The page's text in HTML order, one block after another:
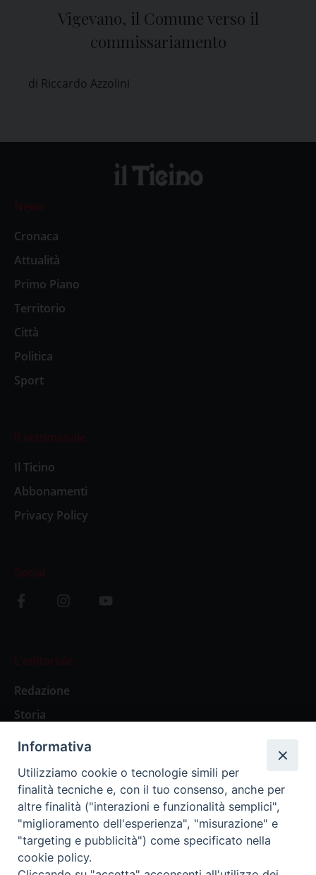
Vigevano, il Comune verso il
commissariamento
di Riccardo Azzolini
News
Cronaca
Attualità
Primo Piano
Territorio
Città
Politica
Sport
Il settimanale
Il Ticino
Abbonamenti
Privacy Policy
Social
L’editoriale
Redazione
Storia
Abbonamenti
Abbonamento Annuale Digitale
Abbonamento Annuale Cartaceo
Abbonamento Singola Copia Digitale
Informativa
Utilizziamo cookie o tecnologie simili per
finalità tecniche e, con il tuo consenso, anche per
altre finalità ("interazioni e funzionalità semplici",
"miglioramento dell'esperienza", "misurazione" e
"targeting e pubblicità") come specificato nella
cookie policy.